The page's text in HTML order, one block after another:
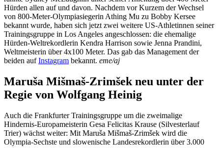
Hürden allen auf und davon. Nachdem vor Kurzem der Wechsel
von 800-Meter-Olympiasiegerin Athing Mu zu Bobby Kersee
bekannt wurde, haben sich jetzt zwei weitere US-Athletinnen seiner
Trainingsgruppe in Los Angeles angeschlossen: die ehemalige
Hürden-Weltrekordlerin Kendra Harrison sowie Jenna Prandini,
Weltmeisterin über 4x100 Meter. Das gab das Management der
beiden aufInstagram bekannt. eme/aj
Maruša Mišmaš-Zrimšek neu unter der
Regie von Wolfgang Heinig
Auch die Frankfurter Trainingsgruppe um die zweimalige
Hindernis-Europameisterin Gesa Felicitas Krause (Silvesterlauf
Trier) wächst weiter: Mit Maruša Mišmaš-Zrimšek wird die
Olympia-Sechste und slowenische Landesrekordlerin über 3.000